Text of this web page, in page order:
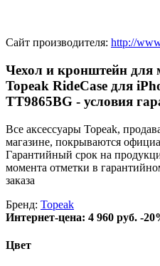
Сайт производителя: http://
Чехол и кронштейн для
Topeak RideCase для
TT9865BG - условия
Все аксессуары Topeak,
магазине, покрываются
Гарантийный срок на
момента отметки в
заказа
Бренд: Topeak
Интернет-цена: 4 960 руб. -
Цвет